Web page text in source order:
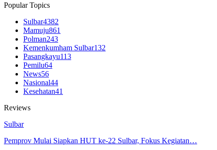
Popular Topics
Sulbar4382
Mamuju861
Polman243
Kemenkumham Sulbar132
Pasangkayu113
Pemilu64
News56
Nasional44
Kesehatan41
Reviews
Sulbar
Pemprov Mulai Siapkan HUT ke-22 Sulbar, Fokus Kegiatan…